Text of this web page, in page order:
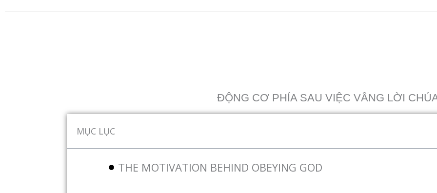
ĐỘNG CƠ PHÍA SAU VIỆC VÂNG LỜI
MỤC LỤC
THE MOTIVATION BEHIND OBEYING GOD